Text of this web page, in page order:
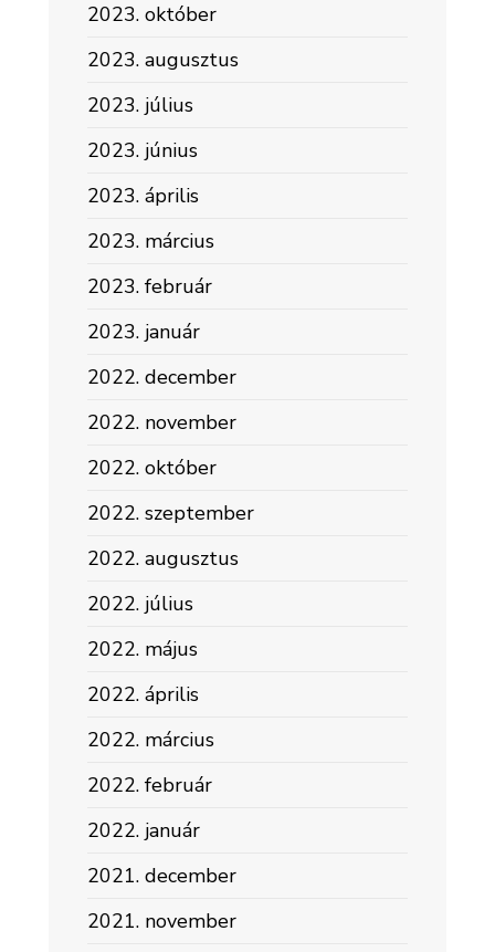
2023. október
2023. augusztus
2023. július
2023. június
2023. április
2023. március
2023. február
2023. január
2022. december
2022. november
2022. október
2022. szeptember
2022. augusztus
2022. július
2022. május
2022. április
2022. március
2022. február
2022. január
2021. december
2021. november